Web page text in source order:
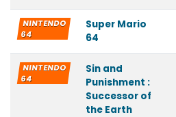
NINTENDO
64
Super Mario
64
NINTENDO
64
Sin and
Punishment :
Successor of
the Earth